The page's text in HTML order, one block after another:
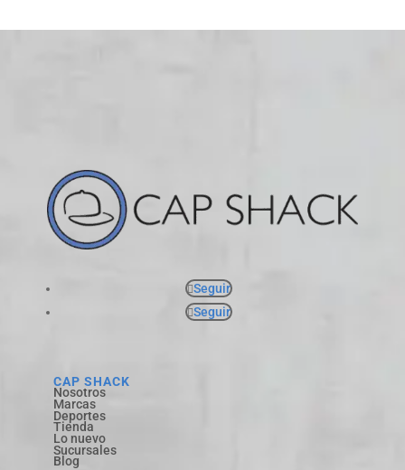
Seguir
Seguir
CAP SHACK
Nosotros
Marcas
Deportes
Tienda
Lo nuevo
Sucursales
Blog